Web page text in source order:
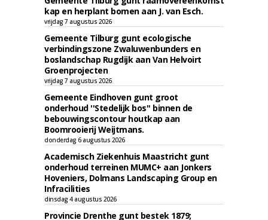
kap en herplant bomen aan J. van Esch.
vrijdag 7 augustus 2026
Gemeente Tilburg gunt ecologische
verbindingszone Zwaluwenbunders en
boslandschap Rugdijk aan Van Helvoirt
Groenprojecten
vrijdag 7 augustus 2026
Gemeente Eindhoven gunt groot
onderhoud ''Stedelijk bos'' binnen de
bebouwingscontour houtkap aan
Boomrooierij Weijtmans.
donderdag 6 augustus 2026
Academisch Ziekenhuis Maastricht gunt
onderhoud terreinen MUMC+ aan Jonkers
Hoveniers, Dolmans Landscaping Group en
Infracilities
dinsdag 4 augustus 2026
Provincie Drenthe gunt bestek 1879;